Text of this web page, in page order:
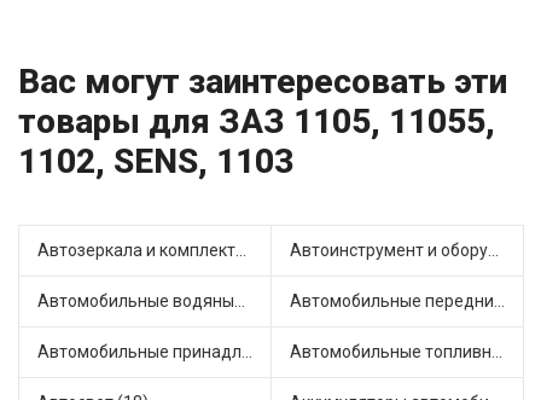
Вас могут заинтересовать эти
товары для ЗАЗ 1105, 11055,
1102, SENS, 1103
Автозеркала и комплектующие (6) Автоинструмент и оборудование (1)
Автомобильные водяные насосы (13) Автомобильные передние фары (4)
Автомобильные принадлежности и аксессуары (3) Автомобильные топливные насосы (16)